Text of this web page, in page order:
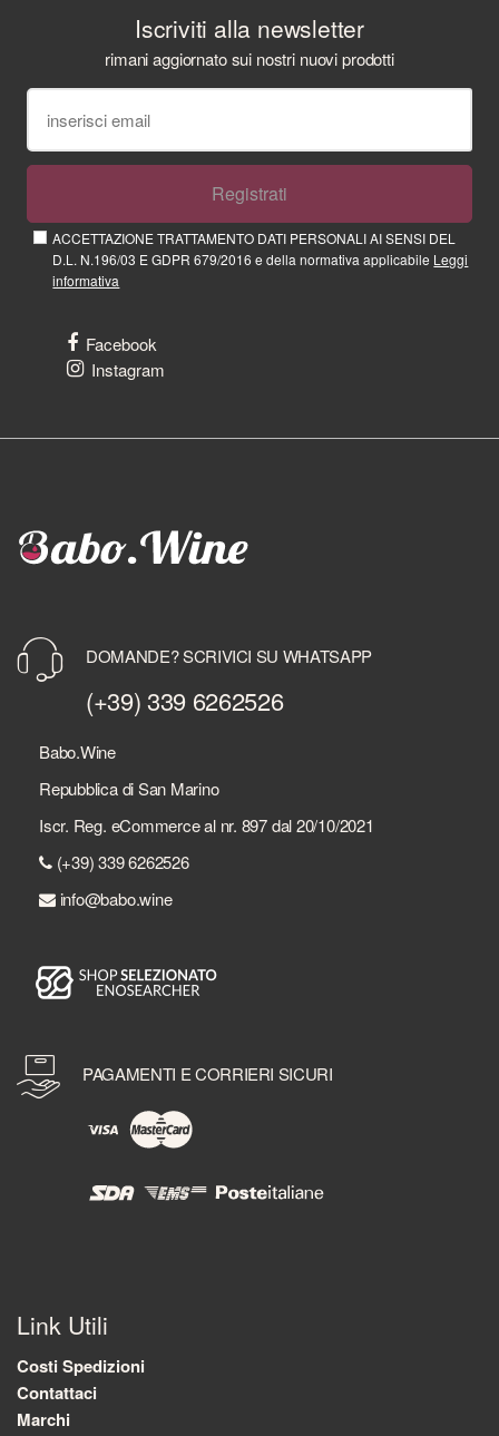
Iscriviti alla newsletter
rimani aggiornato sui nostri nuovi prodotti
Registrati
ACCETTAZIONE TRATTAMENTO DATI PERSONALI AI SENSI DEL
D.L. N.196/03 E GDPR 679/2016 e della normativa applicabile Leggi
informativa
Facebook
Instagram
DOMANDE? SCRIVICI SU WHATSAPP
(+39) 339 6262526
Babo.Wine
Repubblica di San Marino
Iscr. Reg. eCommerce al nr. 897 dal 20/10/2021
(+39) 339 6262526
info@babo.wine
PAGAMENTI E CORRIERI SICURI
Link Utili
Costi Spedizioni
Contattaci
Marchi